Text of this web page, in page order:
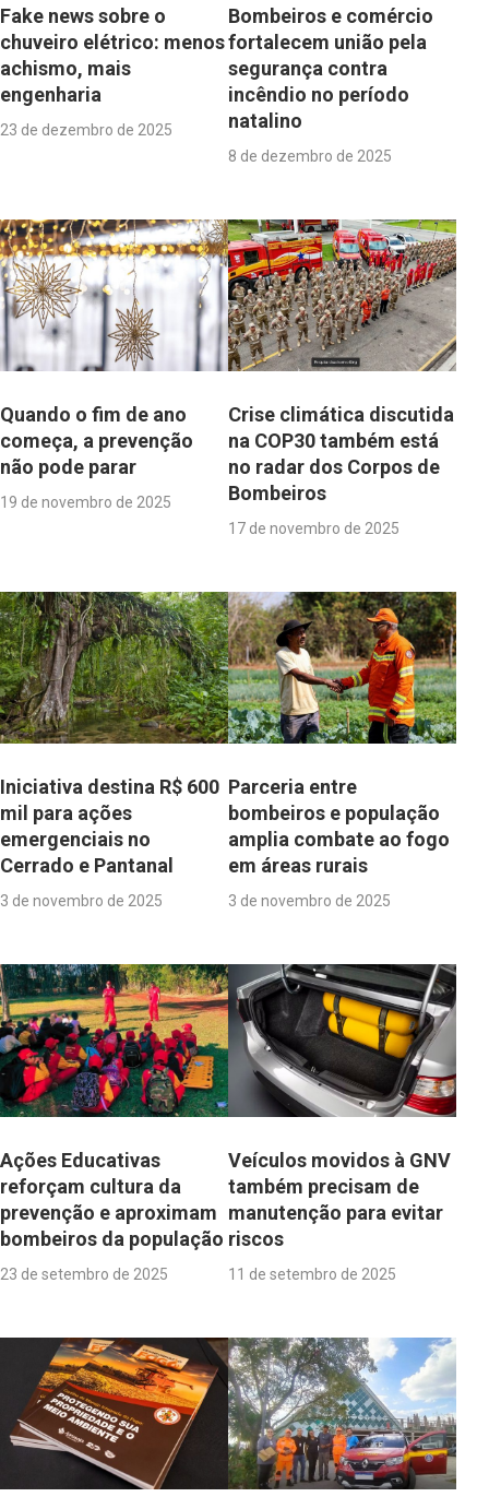
Fake news sobre o
chuveiro elétrico: menos
achismo, mais
engenharia
23 de dezembro de 2025
Bombeiros e comércio
fortalecem união pela
segurança contra
incêndio no período
natalino
8 de dezembro de 2025
Quando o fim de ano
começa, a prevenção
não pode parar
19 de novembro de 2025
Crise climática discutida
na COP30 também está
no radar dos Corpos de
Bombeiros
17 de novembro de 2025
Iniciativa destina R$ 600
mil para ações
emergenciais no
Cerrado e Pantanal
3 de novembro de 2025
Parceria entre
bombeiros e população
amplia combate ao fogo
em áreas rurais
3 de novembro de 2025
Ações Educativas
reforçam cultura da
prevenção e aproximam
bombeiros da população
23 de setembro de 2025
Veículos movidos à GNV
também precisam de
manutenção para evitar
riscos
11 de setembro de 2025